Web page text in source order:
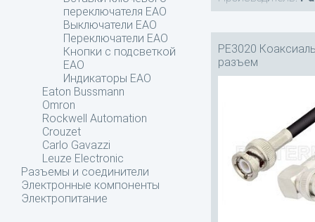
переключателя EAO
Выключатели EAO
Переключатели EAO
Кнопки с подсветкой
EAO
Индикаторы EAO
Eaton Bussmann
Omron
Rockwell Automation
Crouzet
Carlo Gavazzi
Leuze Electronic
Разъемы и соединители
Электронные компоненты
Электропитание
PE3020
разъем